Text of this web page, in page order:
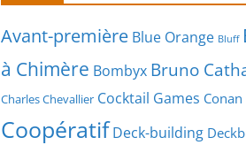
Avant-première Blue Orange Bluff
à Chimère Bombyx Bruno
Charles Chevallier Cocktail Games Conan
Coopératif Deck-building